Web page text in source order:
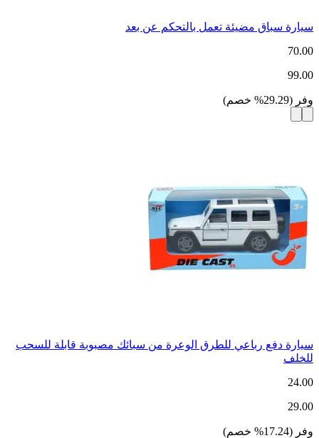
سيارة سباق مضيئة تعمل بالتحكم عن بعد
70.00
99.00
وفر (
29.29
% خصم)
سيارة دفع رباعي للطرق الوعرة من سبائك مصبوبة قابلة للسحب
للخلف
24.00
29.00
وفر (
17.24
% خصم)